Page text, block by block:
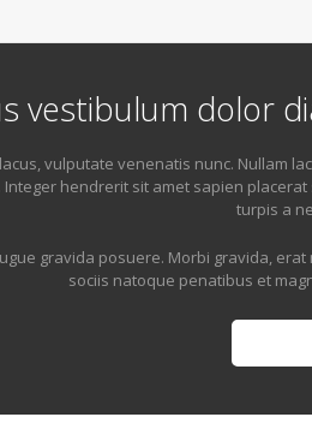
vestibulum dolor
vulputate venenatis nunc. Nullam
hendrerit sit amet sapien
turpis a
gravida posuere. Morbi gravida,
sociis natoque penatibus et